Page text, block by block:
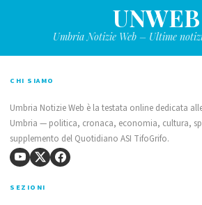
UNWEB
Umbria Notizie Web – Ultime
CHI SIAMO
Umbria Notizie Web è la testata online dedicata
Umbria — politica, cronaca, economia, cultura,
supplemento del Quotidiano ASI TifoGrifo.
SEZIONI